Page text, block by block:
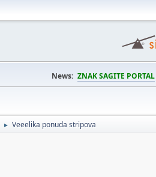
News: ZNAK SAGITE PORTAL
► Veeelika ponuda stripova